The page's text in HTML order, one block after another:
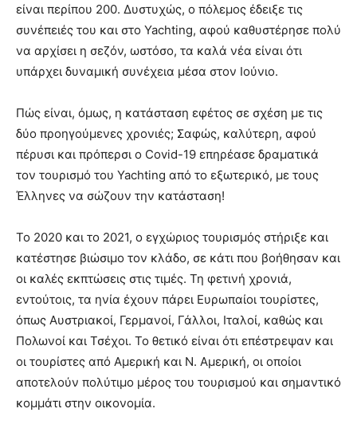
είναι περίπου 200. Δυστυχώς, ο πόλεμος έδειξε τις
συνέπειές του και στο Yachting, αφού καθυστέρησε πολύ
να αρχίσει η σεζόν, ωστόσο, τα καλά νέα είναι ότι
υπάρχει δυναμική συνέχεια μέσα στον Ιούνιο.
Πώς είναι, όμως, η κατάσταση εφέτος σε σχέση με τις
δύο προηγούμενες χρονιές; Σαφώς, καλύτερη, αφού
πέρυσι και πρόπερσι ο Covid-19 επηρέασε δραματικά
τον τουρισμό του Yachting από το εξωτερικό, με τους
Έλληνες να σώζουν την κατάσταση!
Το 2020 και το 2021, ο εγχώριος τουρισμός στήριξε και
κατέστησε βιώσιμο τον κλάδο, σε κάτι που βοήθησαν και
οι καλές εκπτώσεις στις τιμές. Τη φετινή χρονιά,
εντούτοις, τα ηνία έχουν πάρει Ευρωπαίοι τουρίστες,
όπως Αυστριακοί, Γερμανοί, Γάλλοι, Ιταλοί, καθώς και
Πολωνοί και Τσέχοι. Το θετικό είναι ότι επέστρεψαν και
οι τουρίστες από Αμερική και Ν. Αμερική, οι οποίοι
αποτελούν πολύτιμο μέρος του τουρισμού και σημαντικό
κομμάτι στην οικονομία.